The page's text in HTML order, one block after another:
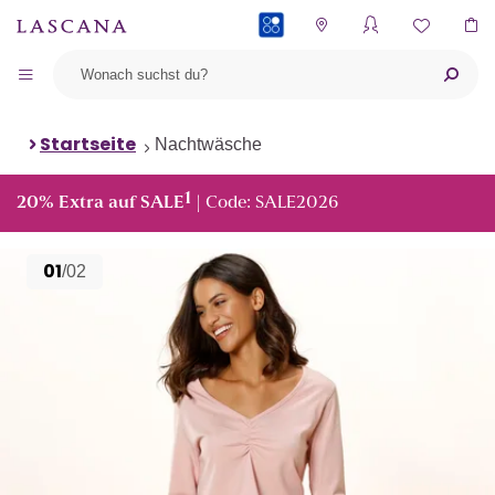
Startseite Nachtwäsche
20% Extra auf SALE1 | Code: SALE2026
01/02